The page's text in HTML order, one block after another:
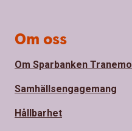
Om oss
Om Sparbanken Tranemo
Samhällsengagemang
Hållbarhet